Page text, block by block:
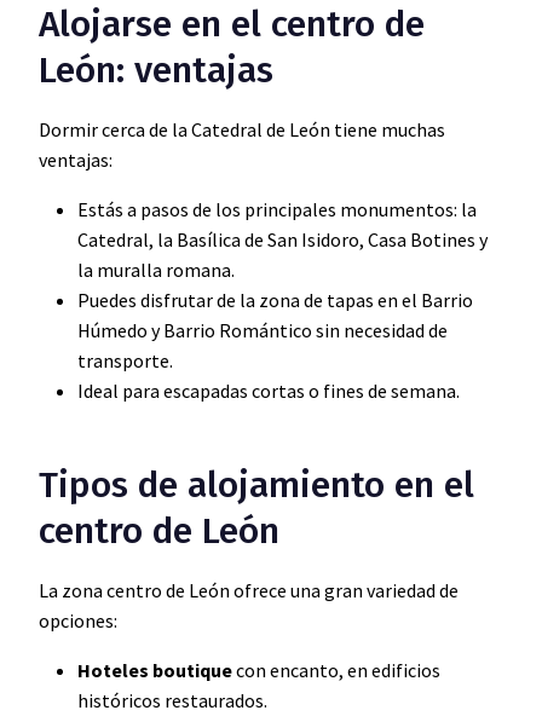
Alojarse en el centro de
León: ventajas
Dormir cerca de la Catedral de León tiene muchas
ventajas:
Estás a pasos de los principales monumentos: la
Catedral, la Basílica de San Isidoro, Casa Botines y
la muralla romana.
Puedes disfrutar de la zona de tapas en el Barrio
Húmedo y Barrio Romántico sin necesidad de
transporte.
Ideal para escapadas cortas o fines de semana.
Tipos de alojamiento en el
centro de León
La zona centro de León ofrece una gran variedad de
opciones:
Hoteles boutiquecon encanto, en edificios
históricos restaurados.